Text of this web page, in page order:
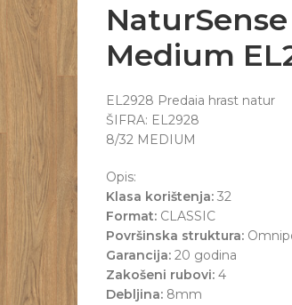
Medium
EL2928 Predaia hrast natur
ŠIFRA: EL2928
8/32 MEDIUM
Opis:
Klasa korištenja: 32
Format: CLASSIC
Površinska struktura:
Garancija: 20 godina
Zakošeni rubovi: 4
Debljina: 8mm